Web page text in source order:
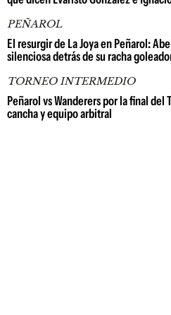
PEÑAROL
El resurgir de La Joya en Peñarol:
silenciosa detrás de su racha
TORNEO INTERMEDIO
Peñarol vs Wanderers por la final
cancha y equipo arbitral